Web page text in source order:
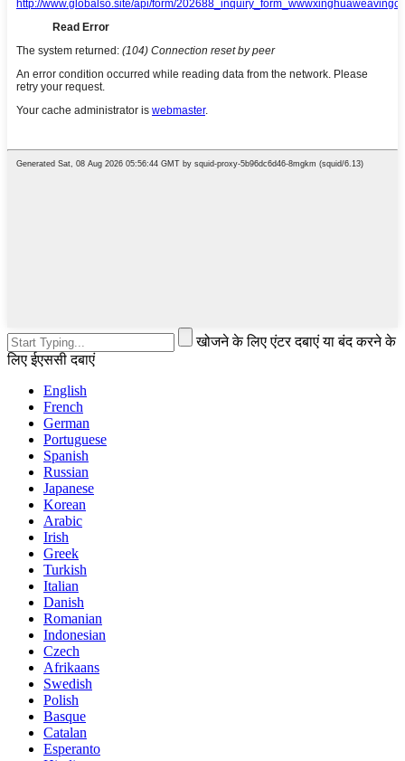
खोजने के लिए एंटर दबाएं या बंद करने के
लिए ईएससी दबाएं
English
French
German
Portuguese
Spanish
Russian
Japanese
Korean
Arabic
Irish
Greek
Turkish
Italian
Danish
Romanian
Indonesian
Czech
Afrikaans
Swedish
Polish
Basque
Catalan
Esperanto